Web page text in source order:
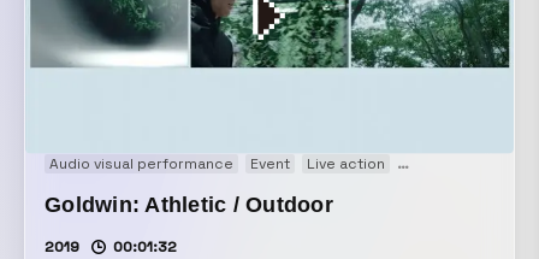
Audio visual performance Event Live action Short film
Goldwin: Athletic / Outdoor
2019 00:01:32